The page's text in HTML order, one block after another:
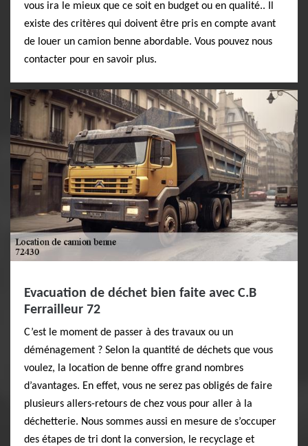
vous ira le mieux que ce soit en budget ou en qualité.. Il
existe des critères qui doivent être pris en compte avant
de louer un camion benne abordable. Vous pouvez nous
contacter pour en savoir plus.
Evacuation de déchet bien faite avec C.B
Ferrailleur 72
C’est le moment de passer à des travaux ou un
déménagement ? Selon la quantité de déchets que vous
voulez, la location de benne offre grand nombres
d’avantages. En effet, vous ne serez pas obligés de faire
plusieurs allers-retours de chez vous pour aller à la
déchetterie. Nous sommes aussi en mesure de s’occuper
des étapes de tri dont la conversion, le recyclage et